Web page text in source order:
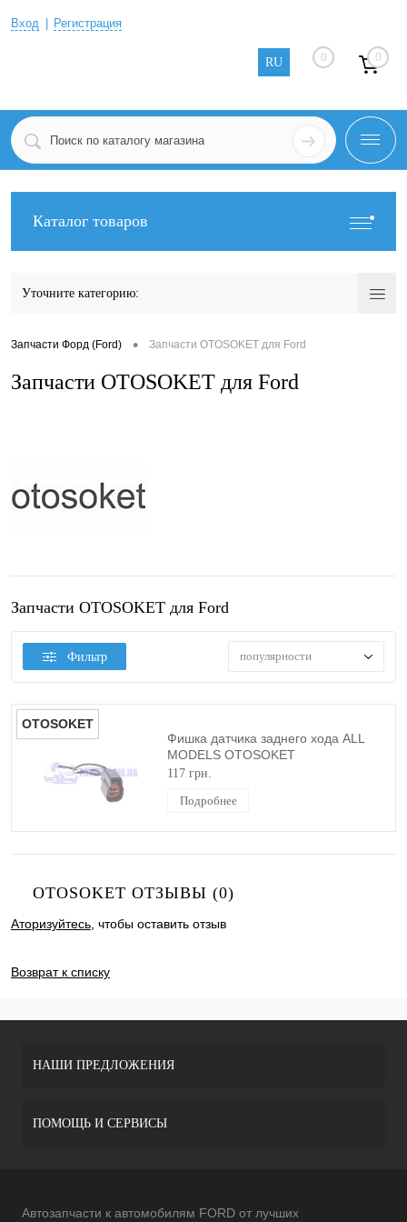
Вход Регистрация
RU 0 0
Каталог товаров
Уточните категорию:
Запчасти Форд (Ford) • Запчасти OTOSOKET для Ford
Запчасти OTOSOKET для Ford
Запчасти OTOSOKET для Ford
Фильтр популярности
OTOSOKET
Фишка датчика заднего хода ALL
MODELS OTOSOKET
117 грн.
Подробнее
OTOSOKET ОТЗЫВЫ (0)
Аторизуйтесь , чтобы оставить отзыв
Возврат к списку
НАШИ ПРЕДЛОЖЕНИЯ
ПОМОЩЬ И СЕРВИСЫ
Автозапчасти к автомобилям FORD от лучших